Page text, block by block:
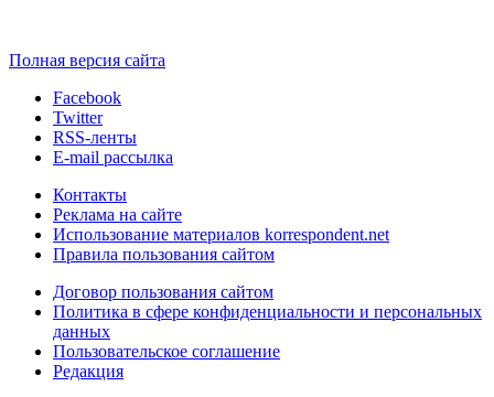
Полная версия сайта
Facebook
Twitter
RSS-ленты
E-mail рассылка
Контакты
Реклама на сайте
Использование материалов korrespondent.net
Правила пользования сайтом
Договор пользования сайтом
Политика в сфере конфиденциальности и персональных
данных
Пользовательское соглашение
Редакция